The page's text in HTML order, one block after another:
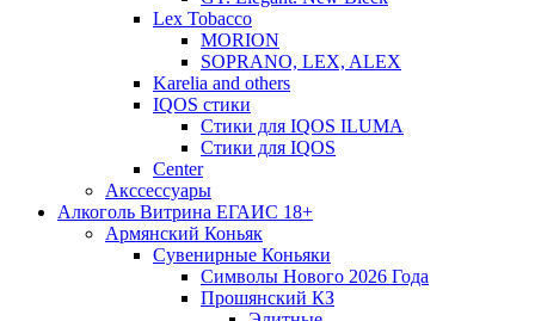
Lex Tobacco
MORION
SOPRANO, LEX, ALEX
Karelia and others
IQOS стики
Стики для IQOS ILUMA
Стики для IQOS
Сenter
Акссессуары
Алкоголь Витрина ЕГАИС 18+
Армянский Коньяк
Сувенирные Коньяки
Символы Нового 2026 Года
Прошянский КЗ